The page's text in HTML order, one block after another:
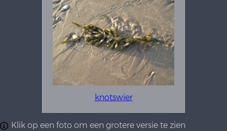
knotswier
Klik op een foto om een grotere versie te zien